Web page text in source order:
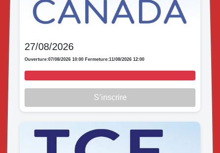
27/08/2026
Ouverture:07/08/2026 10:00 Fermeture:11/08/2026 12:00
S’inscrire